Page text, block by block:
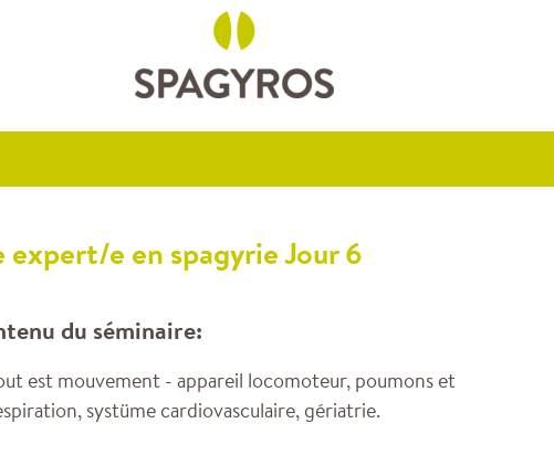
e en spagyrie Jour 6
du séminaire:
est mouvement - appareil locomoteur, poumons et
systüme cardiovasculaire, gériatrie.